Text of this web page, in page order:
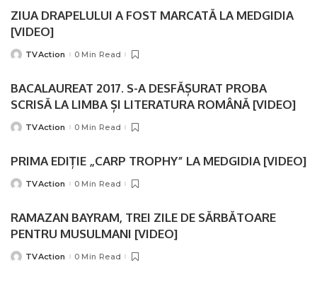
ZIUA DRAPELULUI A FOST MARCATĂ LA MEDGIDIA
[VIDEO]
PostedTVAction 0 Min Read
BACALAUREAT 2017. S-A DESFĂȘURAT PROBA
SCRISĂ LA LIMBA ȘI LITERATURA ROMÂNĂ [VIDEO]
PostedTVAction 0 Min Read
PRIMA EDIȚIE „CARP TROPHY” LA MEDGIDIA [VIDEO]
PostedTVAction 0 Min Read
RAMAZAN BAYRAM, TREI ZILE DE SĂRBĂTOARE
PENTRU MUSULMANI [VIDEO]
PostedTVAction 0 Min Read